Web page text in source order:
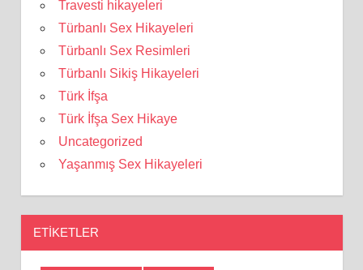
Travesti hikayeleri
Türbanlı Sex Hikayeleri
Türbanlı Sex Resimleri
Türbanlı Sikiş Hikayeleri
Türk İfşa
Türk İfşa Sex Hikaye
Uncategorized
Yaşanmış Sex Hikayeleri
ETIKETLER